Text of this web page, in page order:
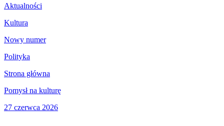
Aktualności
Kultura
Nowy numer
Polityka
Strona główna
Pomysł na kulturę
27 czerwca 2026